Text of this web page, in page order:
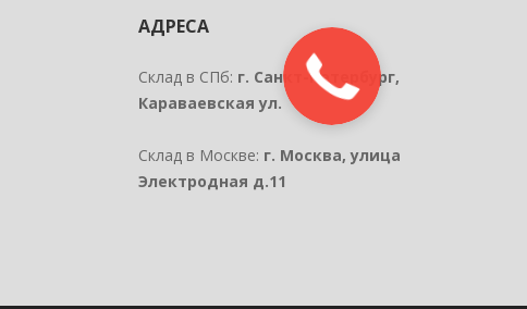
АДРЕСА
Склад в СПб: г. Санкт-Петербург,
Караваевская ул.
Склад в Москве: г. Москва, улица
Электродная д.11